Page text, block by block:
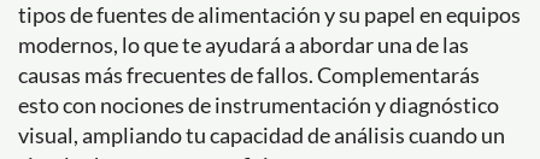
tipos de fuentes de alimentación y su papel en equipos
modernos, lo que te ayudará a abordar una de las
causas más frecuentes de fallos. Complementarás
esto con nociones de instrumentación y diagnóstico
visual, ampliando tu capacidad de análisis cuando un